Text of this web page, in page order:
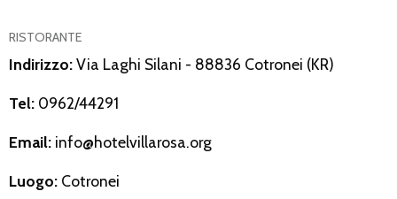
RISTORANTE
Indirizzo:Via Laghi Silani - 88836 Cotronei (KR)
Tel: 0962/44291
Email: info@hotelvillarosa.org
Luogo: Cotronei